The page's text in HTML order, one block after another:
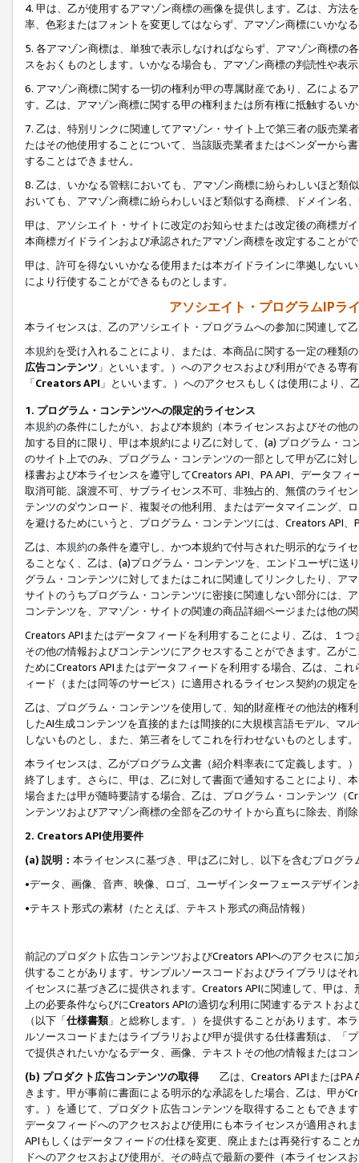
4. 甲は、乙が使用するアマゾン商標の画像を提供します。乙は、方
率、色彩またはフォントを変更してはならず、アマゾン商標にいかな
5. 各アマゾン商標は、単独で表示しなければならず、アマゾン商標
スをおくものとします。いかなる場合も、アマゾン商標の判読性や表
6. アマゾン商標に関する一切の権利が甲の専属財産であり、乙による
す。乙は、アマゾン商標に関する甲の権利または所有権に抵触するい
7. 乙は、特別リンクに関連してアマゾン・サイト上で第三者の販売
たはその他使用することについて、当該販売業者またはベンダーから
することはできません。
8. 乙は、いかなる管轄においても、アマゾン商標に紛らわしいほど類
おいても、アマゾン商標に紛らわしいほど類似する商標、ドメイン名
甲は、アソシエイト・サイトに改定のお知らせまたは改定後の商標ガ
本商標ガイドラインおよび承認されたアマゾン商標を改定することが
甲は、許可を得ないいかなる使用または本ガイドラインに準拠しない
により行使することができるものとします。
アソシエイト・プログラムIPラ
本ライセンスは、乙のアソシエイト・プログラムへの参加に関連して
本規約を受け入れることにより、または、本商品に関する一定の種類
広告コンテンツ 」といいます。）へのアクセスおよび利用ができる専
「Creators API 」といいます。）へのアクセスもしくは使用により
1. プログラム・コンテンツへの限定的ライセンス
本規約の条件にしたがい、および本規約（本ライセンスおよびその他
加する目的に限り、甲は本規約により乙に対して、(a) プログラム・
のサイト上でのみ、プログラム・コンテンツの一部として甲が乙に対
様書および本ライセンスを遵守してCreators API、PA API、データフ
取消可能、譲渡不可、サブライセンス不可、非独占的、無償のライセ
テンツのダウンロード、複製その他利用、またはデータマイニング、
を避けるためにいうと、プログラム・コンテンツには、Creators API
乙は、 本規約の条件を遵守し、かつ本規約で付与された明示的なライ
ることなく、乙は、(a)プログラム・コンテンツを、エンドユーザに
グラム・コンテンツに対してまたはこれに関連してリンクしたり、ア
サイトのうちプログラム・コンテンツに密接に関連しない部分には、
コンテンツを、アマゾン・サイトの関連の商品詳細ページまたは他の
Creators APIまたはデータフィードを利用することにより、乙は、１
その他の情報およびコンテンツにアクセスすることができます。乙が
ためにCreators APIまたはデータフィードを利用する場合、乙は、こ
ィード（または同等のサービス）に適用されるライセンス契約の規定
乙は、プログラム・コンテンツを使用して、知的財産権その他法的権
したAI生成コンテンツを直接的または間接的に大規模言語モデル、マ
しないものとし、また、第三者をしてこれを行わせないものとします。
本ライセンスは、乙がプログラム文書（紹介料率表にて定義します。
終了します。さらに、甲は、乙に対して書面で通知することにより、
場合または甲が随時要請する場合、乙は、プログラム・コンテンツ（
ンテンツおよびアマゾン商標の全部を乙のサイトから直ちに除去、削
2. Creators API使用要件
(a) 説明： 本ライセンスに基づき、甲は乙に対し、以下を含むプログ
•データ、画像、音声、映像、ロゴ、ユーザインターフェースデザイ
•テキスト形式の素材（たとえば、テキスト形式の商品情報）
前記のプロダクト広告コンテンツおよびCreators APIへのアクセスに
供することがあります。サンプルソースコードおよびライブラリはそ
イセンスに基づき乙に提供されます。Creators APIに関連して、甲は
上の必要条件ならびにCreators APIの適切な利用に関連するテストお
（以下「仕様書類」と総称します。）を提供することがあります。本
ルソースコードまたはライブラリおよび甲が提供する仕様書類は、「
で提供されたいかなるデータ、画像、テキストその他の情報またはコ
(b) プロダクト広告コンテンツの取得
乙は、Creators APIまたはPA
きます。甲が事前に書面による明示的な承認をした場合、乙は、甲が
す。）を通じて、プロダクト広告コンテンツを取得することもできま
データフィードへのアクセスおよび使用にも本ライセンスが適用され
APIもしくはデータフィードの仕様を変更、廃止または再発行するこ
ドへのアクセスおよび使用が、その時点で最新の要件（本ライセン